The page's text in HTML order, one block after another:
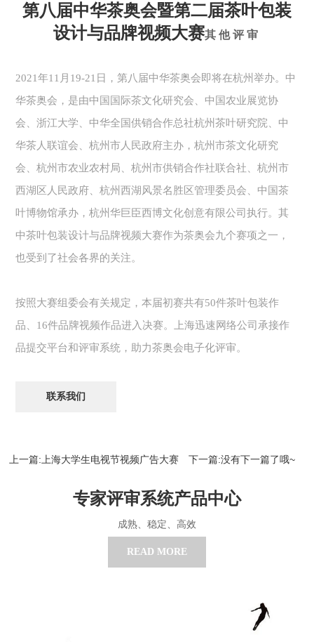
第八届中华茶奥会暨第二届茶叶包装
设计与品牌视频大赛其他评审
2021年11月19-21日，第八届中华茶奥会即将在杭州举办。中
华茶奥会，是由中国国际茶文化研究会、中国农业展览协
会、浙江大学、中华全国供销合作总社杭州茶叶研究院、中
华茶人联谊会、杭州市人民政府主办，杭州市茶文化研究
会、杭州市农业农村局、杭州市供销合作社联合社、杭州市
西湖区人民政府、杭州西湖风景名胜区管理委员会、中国茶
叶博物馆承办，杭州华巨臣西博文化创意有限公司执行。其
中茶叶包装设计与品牌视频大赛作为茶奥会九个赛项之一，
也受到了社会各界的关注。
按照大赛组委会有关规定，本届初赛共有50件茶叶包装作
品、16件品牌视频作品进入决赛。上海迅速网络公司承接作
品提交平台和评审系统，助力茶奥会电子化评审。
联系我们
上一篇:上海大学生电视节视频广告大赛 下一篇:没有下一篇了哦~
专家评审系统产品中心
成熟、稳定、高效
READ MORE